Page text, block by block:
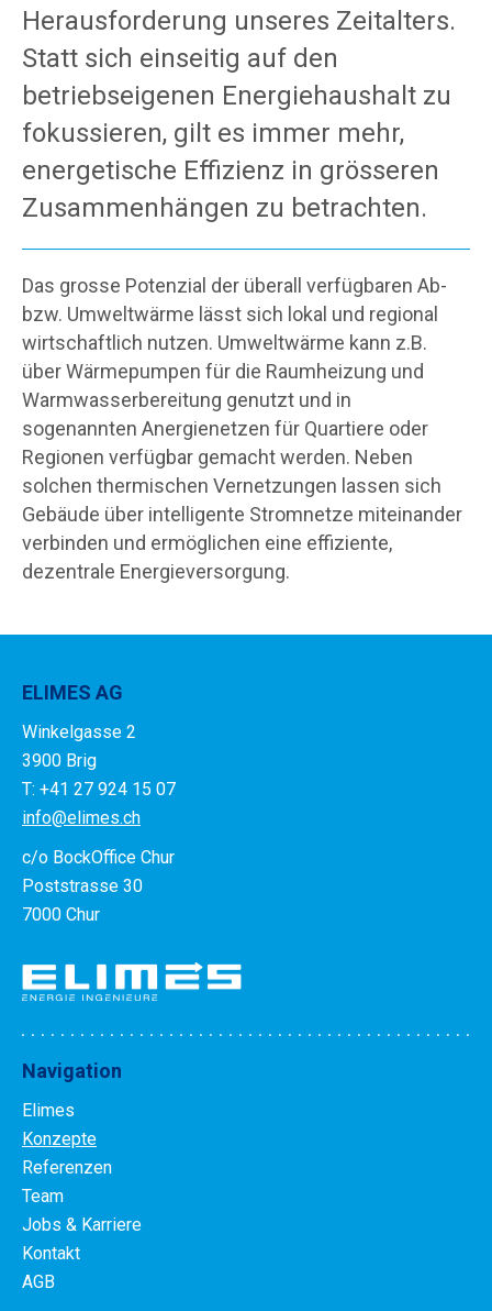
Herausforderung unseres Zeitalters.
Statt sich einseitig auf den
betriebseigenen Energiehaushalt zu
fokussieren, gilt es immer mehr,
energetische Effizienz in grösseren
Zusammenhängen zu betrachten.
Das grosse Potenzial der überall verfügbaren Ab-
bzw. Umweltwärme lässt sich lokal und regional
wirtschaftlich nutzen. Umweltwärme kann z.B.
über Wärmepumpen für die Raumheizung und
Warmwasserbereitung genutzt und in
sogenannten Anergienetzen für Quartiere oder
Regionen verfügbar gemacht werden. Neben
solchen thermischen Vernetzungen lassen sich
Gebäude über intelligente Stromnetze miteinander
verbinden und ermöglichen eine effiziente,
dezentrale Energieversorgung.
ELIMES AG
Winkelgasse 2
3900 Brig
T: +41 27 924 15 07
info@elimes.ch
c/o BockOffice Chur
Poststrasse 30
7000 Chur
Navigation
Elimes
Konzepte
Referenzen
Team
Jobs & Karriere
Kontakt
AGB